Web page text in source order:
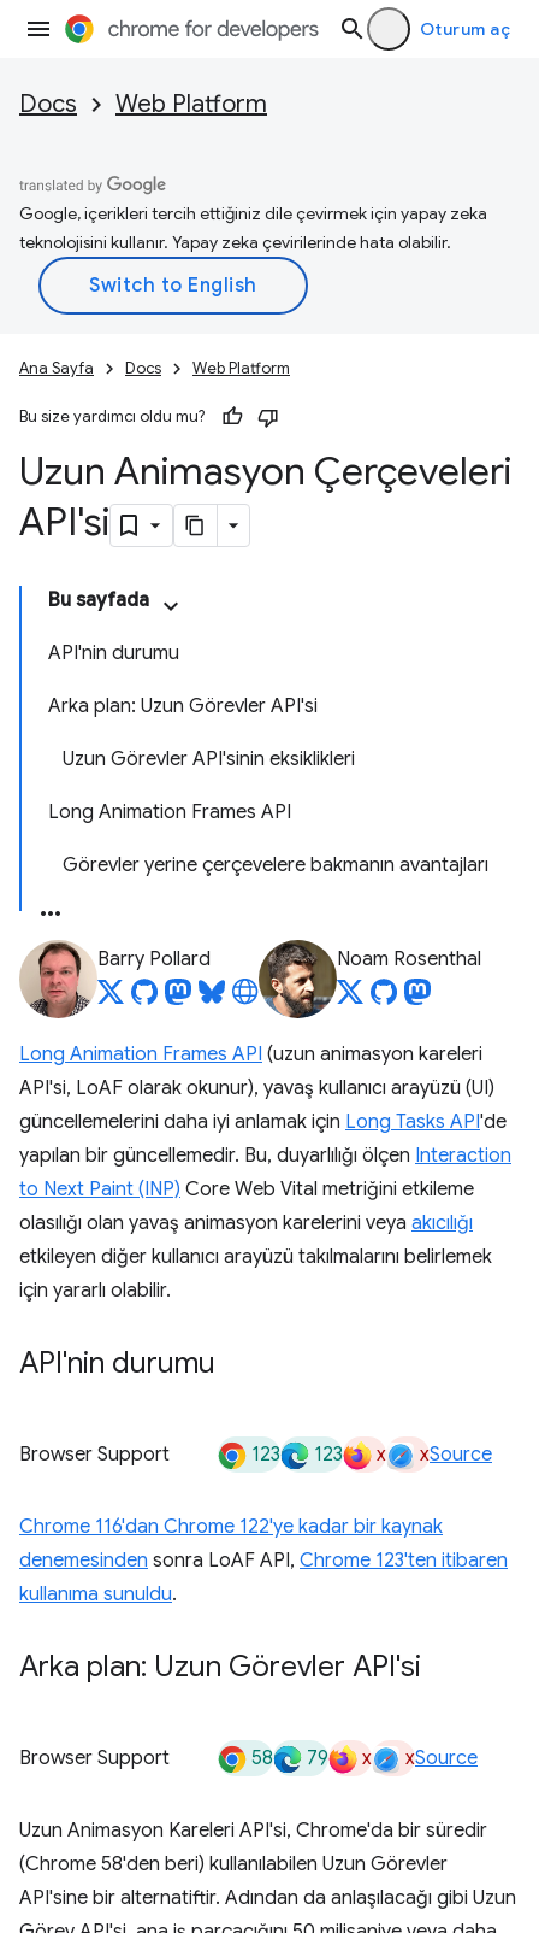
Oturum aç
Docs Web Platform
Google, içerikleri tercih ettiğiniz dile çevirmek için yapay zeka
teknolojisini kullanır. Yapay zeka çevirilerinde hata olabilir.
Ana Sayfa Docs Web Platform
Bu size yardımcı oldu mu?
Uzun Animasyon Çerçeveleri
API'si
Bu sayfada
API'nin durumu
Arka plan: Uzun Görevler API'si
Uzun Görevler API'sinin eksiklikleri
Long Animation Frames API
Görevler yerine çerçevelere bakmanın avantajları
Barry Pollard Noam Rosenthal
Long Animation Frames API (uzun animasyon kareleri
API'si, LoAF olarak okunur), yavaş kullanıcı arayüzü (UI)
güncellemelerini daha iyi anlamak için Long Tasks API'de
yapılan bir güncellemedir. Bu, duyarlılığı ölçen Interaction
to Next Paint (INP) Core Web Vital metriğini etkileme
olasılığı olan yavaş animasyon karelerini veya akıcılığı
etkileyen diğer kullanıcı arayüzü takılmalarını belirlemek
için yararlı olabilir.
API'nin durumu
Browser Support 123 123 x xSource
Chrome 116'dan Chrome 122'ye kadar bir kaynak
denemesinden sonra LoAF API, Chrome 123'ten itibaren
kullanıma sunuldu.
Arka plan: Uzun Görevler API'si
Browser Support 58 79 x xSource
Uzun Animasyon Kareleri API'si, Chrome'da bir süredir
(Chrome 58'den beri) kullanılabilen Uzun Görevler
API'sine bir alternatiftir. Adından da anlaşılacağı gibi Uzun